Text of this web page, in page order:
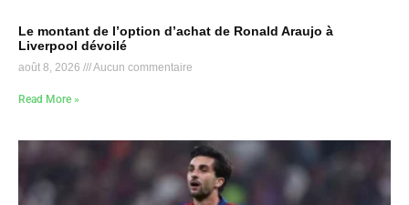
Le montant de l’option d’achat de Ronald Araujo à
Liverpool dévoilé
août 8, 2026 Aucun commentaire
Read More »